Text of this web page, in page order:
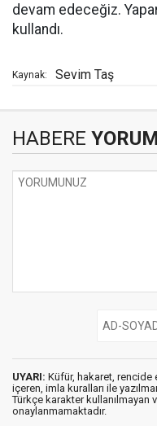
devam edeceğiz.
kullandı.
Kaynak: Sevim Taş
HABERE
UYARI: Küfür, hakaret, rencide
içeren, imla kuralları ile
Türkçe karakter kullanılmayan
onaylanmamaktadır.